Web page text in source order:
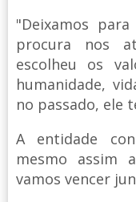
"Deixamos
procura nos
escolheu os
humanidade,
no passado, ele
A entidade
mesmo assim
vamos vencer